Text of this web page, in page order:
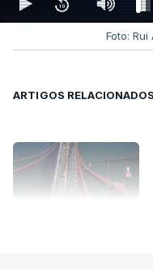
Foto:
ARTIGOS RELACIONADOS